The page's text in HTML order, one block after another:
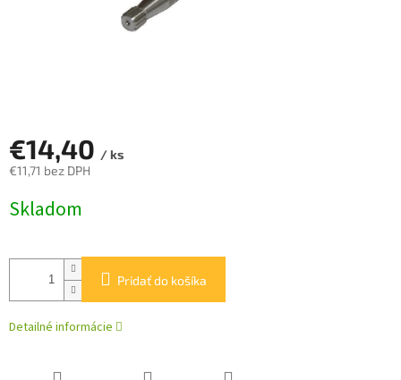
€14,40 / ks
€11,71 bez DPH
cena:
Skladom
Pridať do košíka
Detailné informácie